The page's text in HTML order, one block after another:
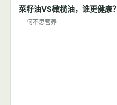
菜籽油VS橄榄油，谁更健康？
何不思营养